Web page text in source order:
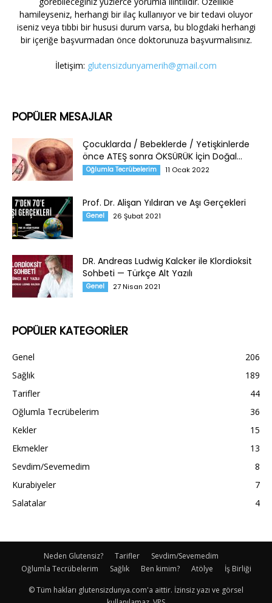
hamileyseniz, herhangi bir ilaç kullanıyor ve bir tedavi oluyor
iseniz veya tıbbi bir hususi durum varsa, bu blogdaki herhangi
bir içeriğe başvurmadan önce doktorunuza başvurmalısınız.
İletişim: glutensizdunyamerih@gmail.com
POPÜLER MESAJLAR
Çocuklarda / Bebeklerde / Yetişkinlerde
önce ATEŞ sonra ÖKSÜRÜK İçin Doğal...
Oğlumla Tecrübelerim 11 Ocak 2022
Prof. Dr. Alişan Yıldıran ve Aşı Gerçekleri
Genel 26 Şubat 2021
DR. Andreas Ludwig Kalcker ile Klordioksit
Sohbeti — Türkçe Alt Yazılı
Genel 27 Nisan 2021
POPÜLER KATEGORİLER
Genel
206
Sağlık
189
Tarifler
44
Oğlumla Tecrübelerim
36
Kekler
15
Ekmekler
13
Sevdim/Sevemedim
8
Kurabiyeler
7
Salatalar
4
Neden Glutensiz? Tarifler
Sevdim/Sevemedim
Oğlumla Tecrübelerim
Sağlık Ben kimim? Atölye İş Birliği
© Tüm hakları glutensizdunya.com'a aittir. İzinsiz yazı ve görsel